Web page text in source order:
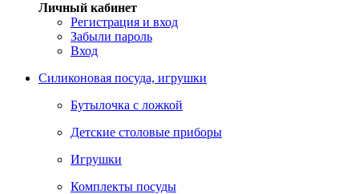
Личный кабинет
Регистрация и вход
Забыли пароль
Вход
Силиконовая посуда, игрушки
Бутылочка с ложкой
Детские столовые приборы
Игрушки
Комплекты посуды